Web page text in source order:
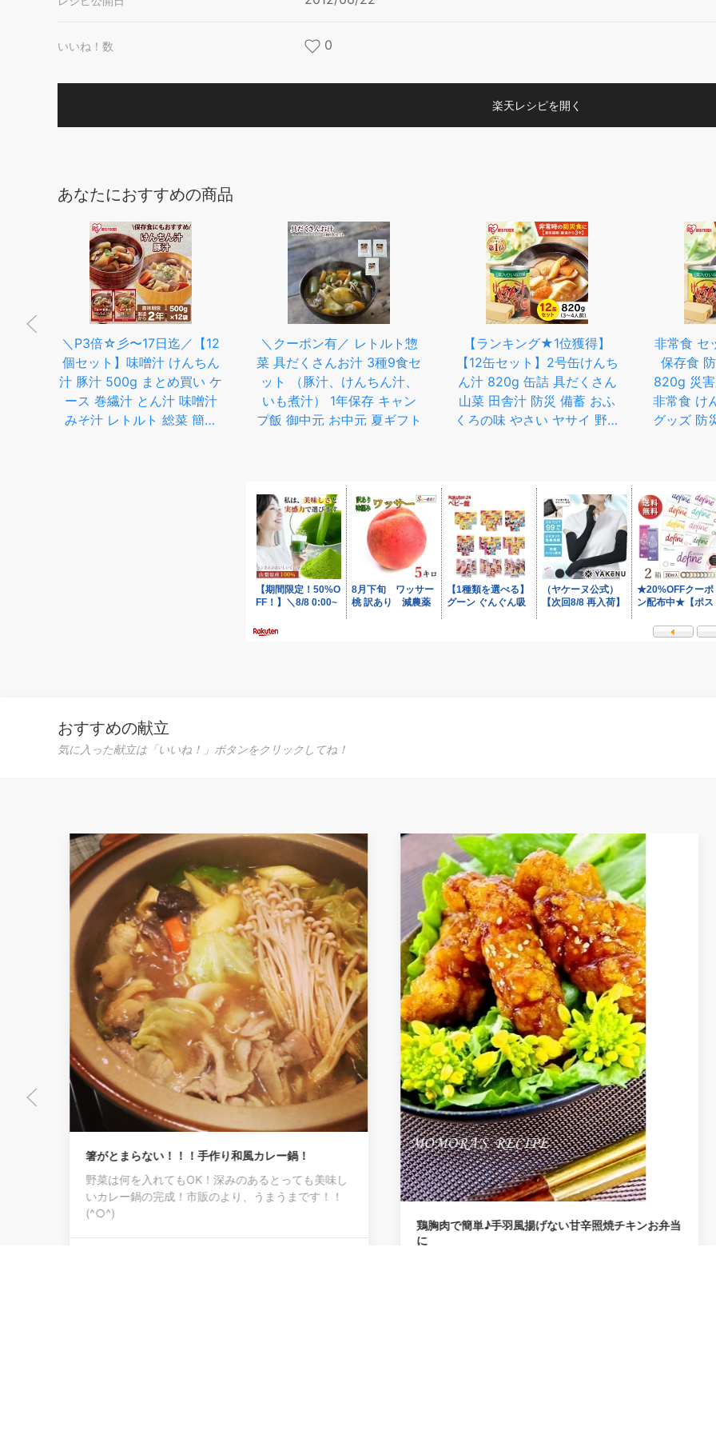
いいね！数 0
楽天レシピを開く
あなたにおすすめの商品
＼P3倍☆彡〜17日迄／【12
個セット】味噌汁 けんちん
汁 豚汁 500g まとめ買い ケ
ース 巻繊汁 とん汁 味噌汁
みそ汁 レトルト 総菜 簡単
＼クーポン有／ レトルト惣
菜 具だくさんお汁 3種9食セ
ット （豚汁、けんちん汁、
いも煮汁） 1年保存 キャン
プ飯 御中元 お中元 夏ギフト
【ランキング★1位獲得】
【12缶セット】2号缶けんち
ん汁 820g 缶詰 具だくさん
山菜 田舎汁 防災 備蓄 おふ
くろの味 やさい ヤサイ 野菜
非常食 セ
保存食
820g 災
非常食 け
グッズ 防
おすすめの献立
気に入った献立は「いいね！」ボタンをクリックしてね！
箸がとまらない！！！手作り和風カレー鍋！
野菜は何を入れてもOK！深みのあるとっても美味し
いカレー鍋の完成！市販のより、うまうまです！！
(^○^)
鶏胸肉で簡単♪手羽風揚げない甘辛照焼チキンお弁当